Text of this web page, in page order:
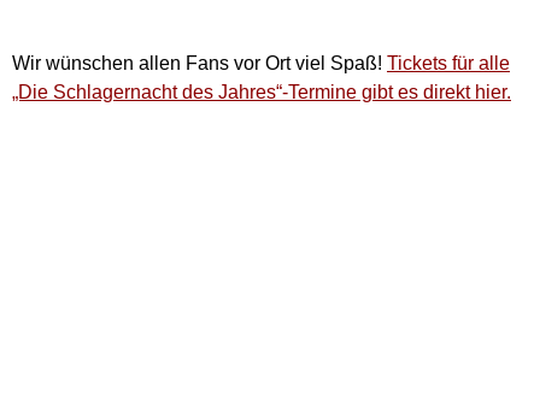
Wir wünschen allen Fans vor Ort viel Spaß! Tickets für alle
„Die Schlagernacht des Jahres“-Termine gibt es direkt hier.